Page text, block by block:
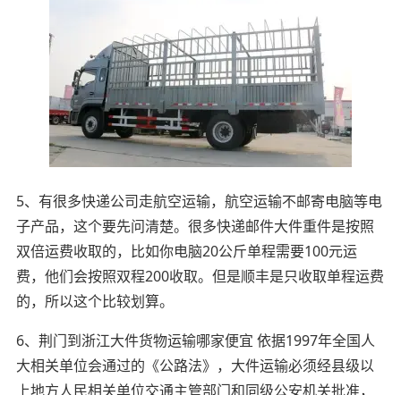
5、有很多快递公司走航空运输，航空运输不邮寄电脑等电
子产品，这个要先问清楚。很多快递邮件大件重件是按照
双倍运费收取的，比如你电脑20公斤单程需要100元运
费，他们会按照双程200收取。但是顺丰是只收取单程运费
的，所以这个比较划算。
6、荆门到浙江大件货物运输哪家便宜 依据1997年全国人
大相关单位会通过的《公路法》，大件运输必须经县级以
上地方人民相关单位交通主管部门和同级公安机关批准，